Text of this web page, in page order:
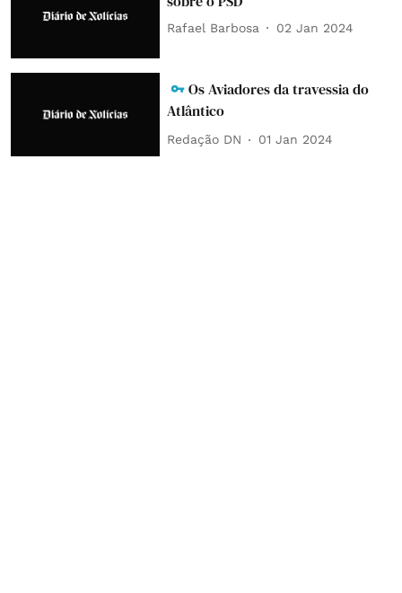
Rafael Barbosa 02 Jan 2024
Os Aviadores da travessia do
Atlântico
Redação DN 01 Jan 2024